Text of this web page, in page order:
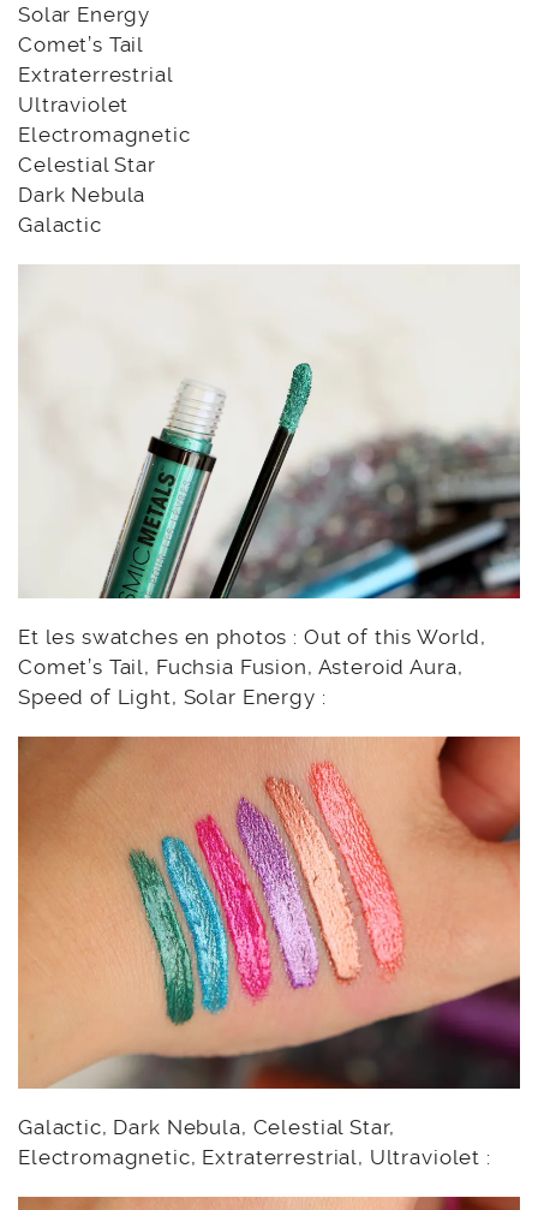
Solar Energy
Comet’s Tail
Extraterrestrial
Ultraviolet
Electromagnetic
Celestial Star
Dark Nebula
Galactic
Et les swatches en photos : Out of this World,
Comet’s Tail, Fuchsia Fusion, Asteroid Aura,
Speed of Light, Solar Energy :
Galactic, Dark Nebula, Celestial Star,
Electromagnetic, Extraterrestrial, Ultraviolet :